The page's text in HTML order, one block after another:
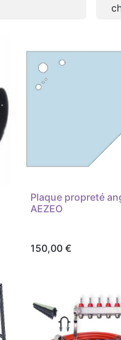
Plaque propreté
AEZEO
150,00 €